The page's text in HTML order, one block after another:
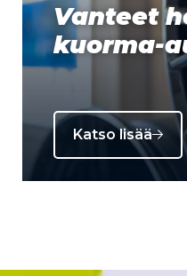
Vanteet
kuorma-
Katso lisää